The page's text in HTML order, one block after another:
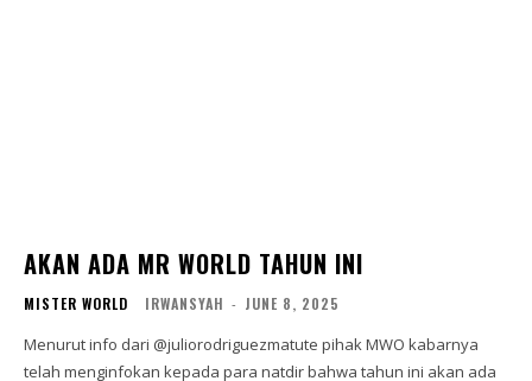
AKAN ADA MR WORLD TAHUN INI
MISTER WORLD IRWANSYAH - JUNE 8, 2025
Menurut info dari @juliorodriguezmatute pihak MWO kabarnya
telah menginfokan kepada para natdir bahwa tahun ini akan ada